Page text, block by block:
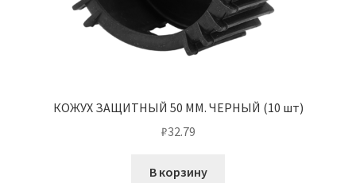
КОЖУХ ЗАЩИТНЫЙ 50 ММ. ЧЕРНЫЙ (10 шт)
₽32.79
В корзину